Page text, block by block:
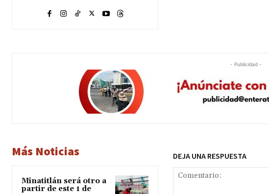
- Publicidad -
Más Noticias
Minatitlán será otro a
partir de este 1 de
DEJA UNA RESPUESTA